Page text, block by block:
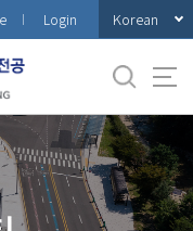
Login Korean